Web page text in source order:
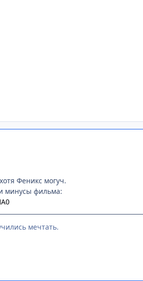
Феникс могуч.
минусы фильма:
мечтать.